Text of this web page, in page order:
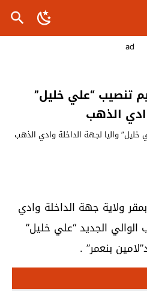
تنصيب “علي خليل”
الذهب
ولاية جهة الداخلة وادي
الجديد “علي خليل”
بنعمر” .